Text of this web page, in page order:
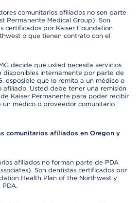
comunitarios afiliados no son parte
Permanente Medical Group). Son
certificados por Kaiser Foundation
o que tienen contrato con el
decide que usted necesita servicios
disponibles internamente por parte de
esposible que lo remita a un médico o
afiliado. Usted debe tener una remisión
Kaiser Permanente para poder recibir
un médico o proveedor comunitario
comunitarios afiliados en Oregon y
afiliados no forman parte de PDA
Son dentistas certificados por
Health Plan of the Northwest y